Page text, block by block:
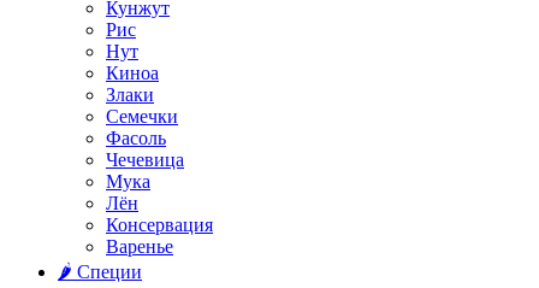
Кунжут
Рис
Нут
Киноа
Злаки
Семечки
Фасоль
Чечевица
Мука
Лён
Консервация
Варенье
🌶️ Специи